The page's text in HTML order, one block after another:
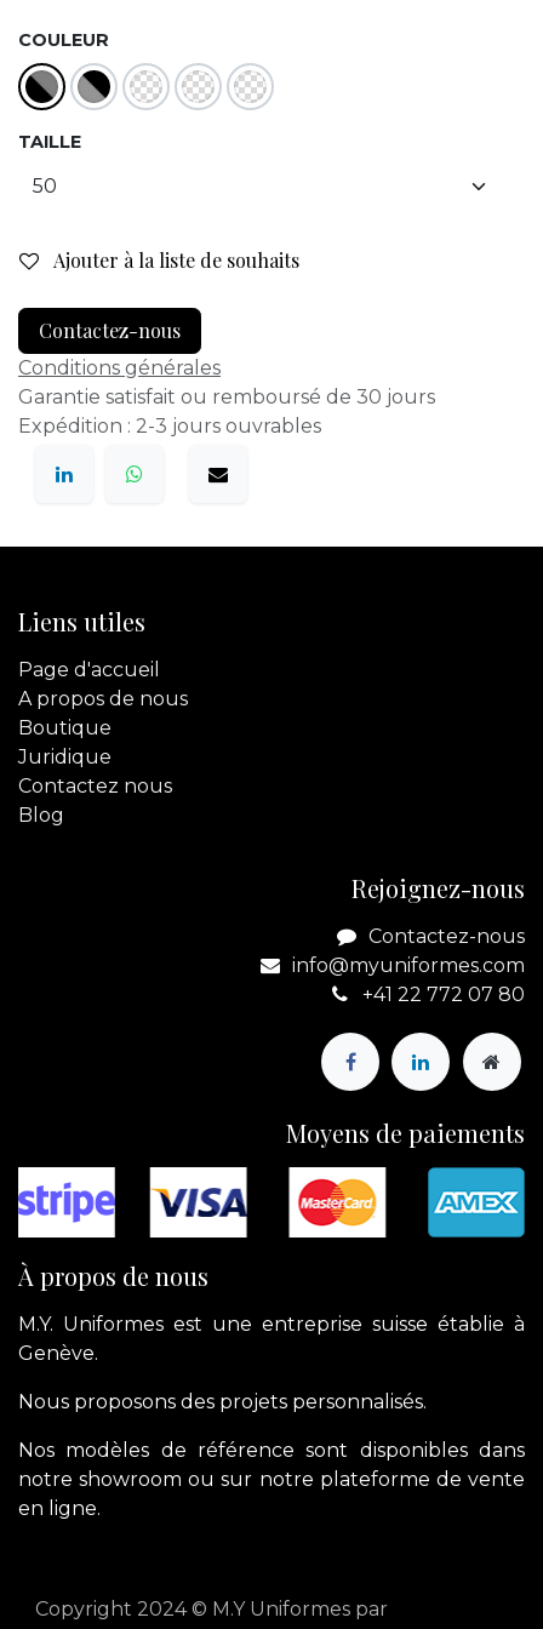
COULEUR
TAILLE
Ajouter à la liste de souhaits
Contactez-nous
Conditions générales
Garantie satisfait ou remboursé de 30 jours
Expédition : 2-3 jours ouvrables
Liens utiles
Page d'accueil
A propos de nous
Boutique
Juridique
Contactez nous
Blog
Rejoignez-nous
Contactez-nous
info@myuniformes.com
+41 22 772 07 80
Moyens de paiements
À propos de nous
M.Y. Uniformes est une entreprise suisse établie à
Genève.
Nous proposons des projets personnalisés.
Nos modèles de référence sont disponibles dans
notre showroom ou sur notre plateforme de vente
en ligne.
Copyright 2024 © M.Y Uniformes par